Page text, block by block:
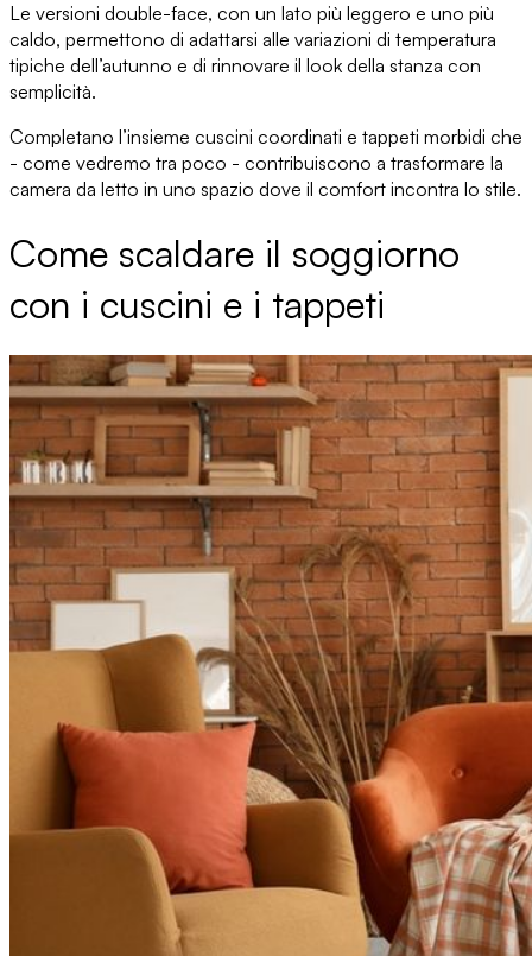
Le versioni double-face, con un lato più leggero e uno più
caldo, permettono di adattarsi alle variazioni di temperatura
tipiche dell’autunno e di rinnovare il look della stanza con
semplicità.
Completano l’insieme cuscini coordinati e tappeti morbidi che
- come vedremo tra poco - contribuiscono a trasformare la
camera da letto in uno spazio dove il comfort incontra lo stile.
Come scaldare il soggiorno
con i cuscini e i tappeti